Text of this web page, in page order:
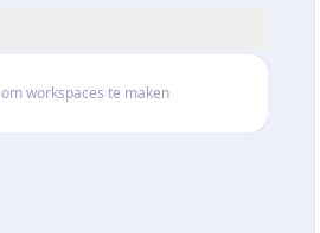
workspaces te maken